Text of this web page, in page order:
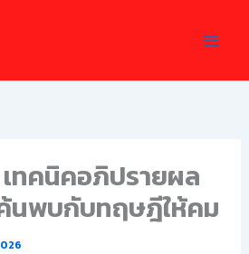
ทคนิคอภิปรายผล
นพบกับทฤษฎีให้คม